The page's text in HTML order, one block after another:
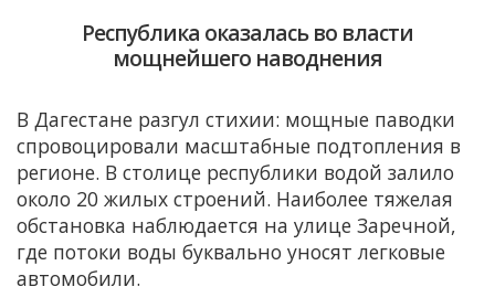
Республика оказалась во власти
мощнейшего наводнения
В Дагестане разгул стихии: мощные паводки
спровоцировали масштабные подтопления в
регионе. В столице республики водой залило
около 20 жилых строений. Наиболее тяжелая
обстановка наблюдается на улице Заречной,
где потоки воды буквально уносят легковые
автомобили.